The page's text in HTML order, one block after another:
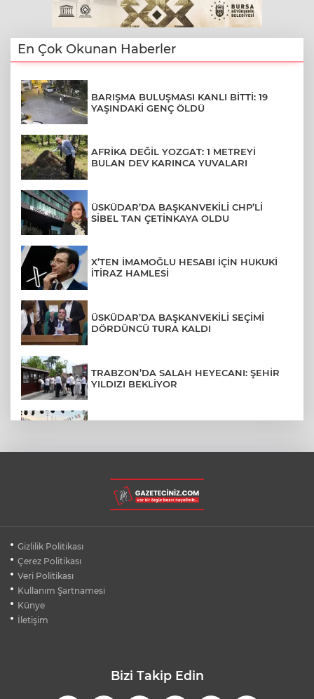
En Çok Okunan Haberler
BARIŞMA BULUŞMASI KANLI BİTTİ: 19
YAŞINDAKİ GENÇ ÖLDÜ
AFRİKA DEĞİL YOZGAT: 1 METREYİ
BULAN DEV KARINCA YUVALARI
ÜSKÜDAR’DA BAŞKANVEKİLİ CHP’Lİ
SİBEL TAN ÇETİNKAYA OLDU
X’TEN İMAMOĞLU HESABI İÇİN HUKUKİ
İTİRAZ HAMLESİ
ÜSKÜDAR’DA BAŞKANVEKİLİ SEÇİMİ
DÖRDÜNCÜ TURA KALDI
TRABZON’DA SALAH HEYECANI: ŞEHİR
YILDIZI BEKLİYOR
LGS YERLEŞTİRME SONUÇLARI
AÇIKLANDI! İŞTE TÜM TARİHLER
BURSA FESTİVALİ'NDE MUHTEŞEM
Gizlilik Politikası
Çerez Politikası
Veri Politikası
Kullanım Şartnamesi
Künye
İletişim
Bizi Takip Edin